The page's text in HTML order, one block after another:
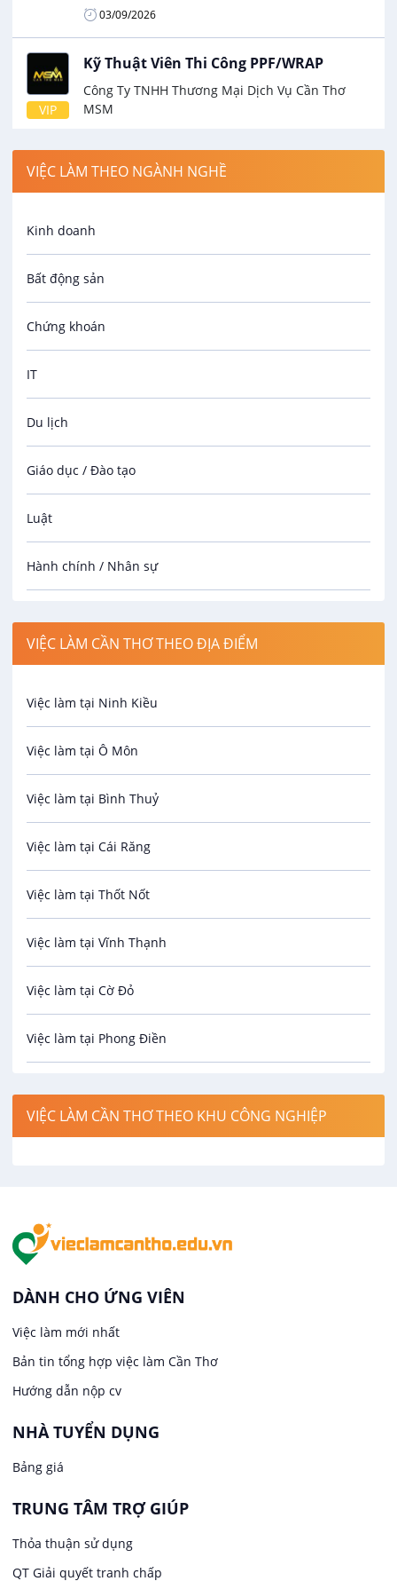
03/09/2026
VIP
Kỹ Thuật Viên Thi Công PPF/WRAP
Công Ty TNHH Thương Mại Dịch Vụ Cần Thơ
MSM
03/09/2026
VIP
Công Ty TNHH Thương Mại Dịch Vụ Cần Thơ
MSM
8 - 18 triệu
Giám Sát Công Trình Xây Dựng Thi Công
Công Ty TNHH MTV XD Thành Hân
Thương lượng
09/08/2026
Kỹ Thuật Hiện Trường Thi Công Cầu/
Cống/ Đường
08/09/2026
VIP
Nhân Viên Thiết Kế (KTS, Kỹ Sư, Họa
Viên,..)
Công Ty TNHH An Phát
12 - 18 triệu
01/09/2026
VIỆC LÀM THEO NGÀNH NGHỀ
Kinh doanh
Bất động sản
Chứng khoán
IT
Du lịch
Giáo dục / Đào tạo
Luật
Hành chính / Nhân sự
Spa
Bảo Vệ
An toàn lao động
Bảo hiểm
Biên phiên dịch
Bưu chính viễn thông
Cơ khí
Công nghệ sinh học
Công nghệ thực phẩm
Điện / Điện tử / Điện lạnh
Hàng hải / Hàng không
In ấn / Xuất bản
Kế toán
Lái xe
Lao Động Phổ Thông
Lễ tân
May mặc
Ngân hàng
VIỆC LÀM CẦN THƠ THEO ĐỊA ĐIỂM
Việc làm tại Ninh Kiều
Việc làm tại Ô Môn
Việc làm tại Bình Thuỷ
Việc làm tại Cái Răng
Việc làm tại Thốt Nốt
Việc làm tại Vĩnh Thạnh
Việc làm tại Cờ Đỏ
Việc làm tại Phong Điền
Việc làm tại Cái Khế
Việc làm tại An Bình
Việc làm tại Long Tuyền
Việc làm tại Hưng Phú
Việc làm tại Phước Thới
Việc làm tại Thới Long
Việc làm tại Trung Nhất
Việc làm tại Thuận Hưng
VIỆC LÀM CẦN THƠ THEO KHU CÔNG NGHIỆP
DÀNH CHO ỨNG VIÊN
Việc làm mới nhất
Bản tin tổng hợp việc làm Cần Thơ
Hướng dẫn nộp cv
NHÀ TUYỂN DỤNG
Bảng giá
TRUNG TÂM TRỢ GIÚP
Thỏa thuận sử dụng
QT Giải quyết tranh chấp